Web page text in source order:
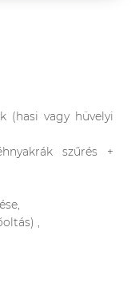
(hasi vagy hüvelyi
szűrés +
,